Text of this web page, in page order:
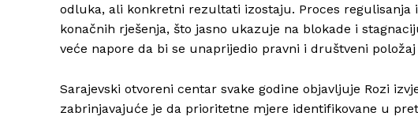
odluka, ali konkretni rezultati izostaju. Proces regulisanja
konačnih rješenja, što jasno ukazuje na blokade i
veće napore da bi se unaprijedio pravni i društveni položaj
Sarajevski otvoreni centar svake godine objavljuje Rozi
zabrinjavajuće je da prioritetne mjere identifikovane u